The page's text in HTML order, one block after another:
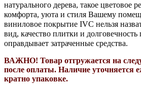
натурального дерева, такое цветовое
комфорта, уюта и стиля Вашему
виниловое покрытие IVC нельзя
вид, качество плитки и
оправдывает затраченные средства.
ВАЖНО! Товар отгружается на
после оплаты. Наличие уточняется
кратно упаковке.